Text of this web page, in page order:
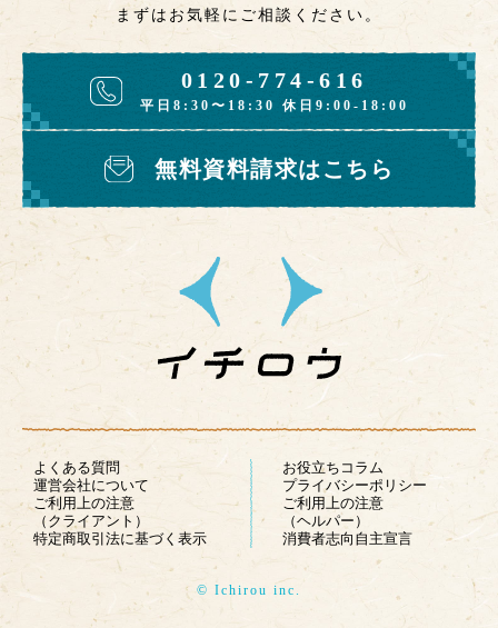
まずはお気軽にご相談ください。
0120-774-616
平日8:30〜18:30 休日9:00-18:00
無料資料請求はこちら
よくある質問
運営会社について
ご利用上の注意
（クライアント）
特定商取引法に基づく表示
お役立ちコラム
プライバシーポリシー
ご利用上の注意
（ヘルパー）
消費者志向自主宣言
© Ichirou inc.